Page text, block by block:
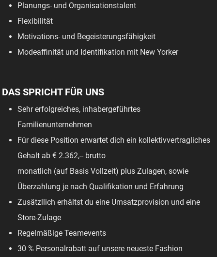
Planungs- und Organisationstalent
Flexibilität
Motivations- und Begeisterungsfähigkeit
Modeaffinität und Identifikation mit New Yorker
DAS SPRICHT FÜR UNS
Sehr erfolgreiches, inhabergeführtes
Familienunternehmen
Für diese Position erwartet dich ein kollektivvertragliches
Gehalt ab € 2.362,-- brutto
monatlich (auf Basis Vollzeit) plus Zulagen, sowie
Überzahlung je nach Qualifikation und Erfahrung
Zusätzllich erhältst du eine Umsatzprovision und eine
Store-Zulage
Regelmäßige Teamevents
30 % Personalrabatt auf unsere neueste Fashion